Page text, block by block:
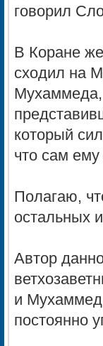
говорил
В Коране
сходил на
который
что сам ему
Полагаю,
остальных
Автор
и
постоянно